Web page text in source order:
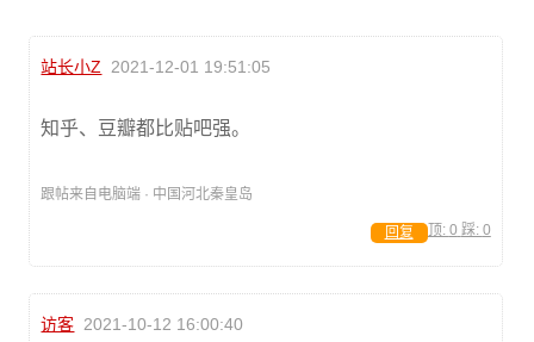
站长小Z 2021-12-01 19:51:05
知乎、豆瓣都比贴吧强。
跟帖来自电脑端 · 中国河北秦皇岛
顶: 0 踩: 0
回复
访客 2021-10-12 16:00:40